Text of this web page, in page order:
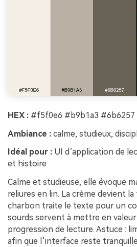
HEX : #f5f0e6 #b9b1a3
Ambiance : calme, studieux,
Idéal pour : UI d’application de
et histoire
Calme et studieuse, elle évoque
reliures en lin. La crème devient
charbon traite le texte pour un
sourds servent à mettre en
progression de lecture. Astuce :
afin que l’interface reste